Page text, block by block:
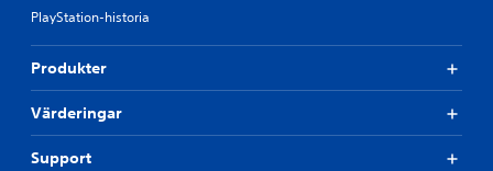
PlayStation-historia
Produkter
Värderingar
Support